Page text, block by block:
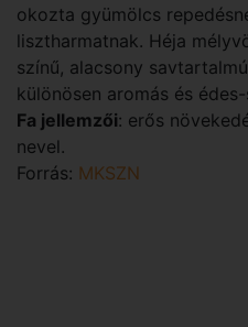
okozta gyümölcs
lisztharmatnak. Héja
színű, alacsony
különösen aromás és
Fa jellemzői: erős
nevel.
Forrás: MKSZN